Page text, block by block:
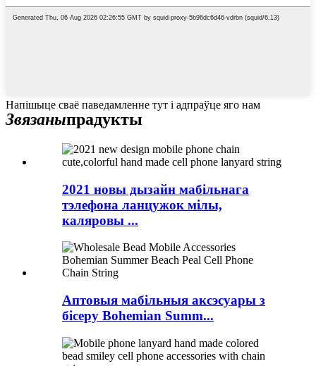
Напішыце сваё паведамленне тут і адпраўце яго нам
Звязаныпрадукты
2021 новы дызайн мабільнага
тэлефона ланцужок мілы,
каляровы ...
Аптовыя мабільныя аксэсуары з
бісеру Bohemian Summ...